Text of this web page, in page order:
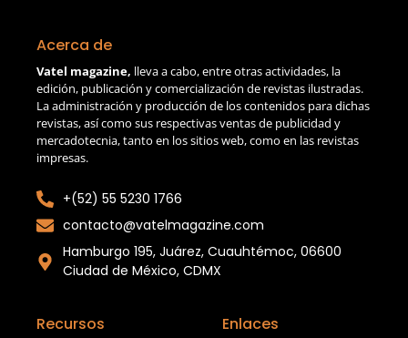
Acerca de
Vatel magazine, lleva a cabo, entre otras actividades, la
edición, publicación y comercialización de revistas ilustradas.
La administración y producción de los contenidos para dichas
revistas, así como sus respectivas ventas de publicidad y
mercadotecnia, tanto en los sitios web, como en las revistas
impresas.
+(52) 55 5230 1766
contacto@vatelmagazine.com
Hamburgo 195, Juárez, Cuauhtémoc, 06600
Ciudad de México, CDMX
Recursos Enlaces